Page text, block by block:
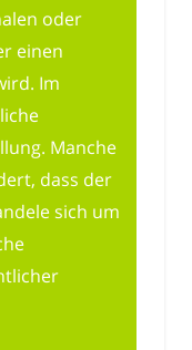
oder
einen
Im
Manche
dass der
sich um